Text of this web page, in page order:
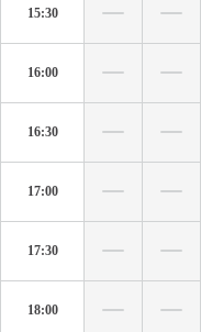
15:30
16:00
16:30
17:00
17:30
18:00